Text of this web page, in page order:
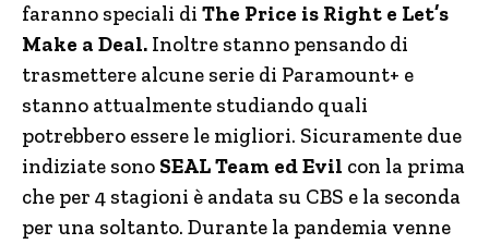
faranno speciali di The Price is Right e Let’s
Make a Deal. Inoltre stanno pensando di
trasmettere alcune serie di Paramount+ e
stanno attualmente studiando quali
potrebbero essere le migliori. Sicuramente due
indiziate sono SEAL Team ed Evil con la prima
che per 4 stagioni è andata su CBS e la seconda
per una soltanto. Durante la pandemia venne